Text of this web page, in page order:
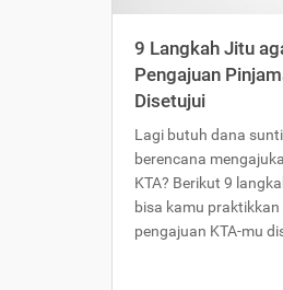
9 Langkah Jitu
Pengajuan
Disetujui
Lagi butuh dana
berencana
KTA? Berikut 9
bisa kamu
pengajuan KTA-mu